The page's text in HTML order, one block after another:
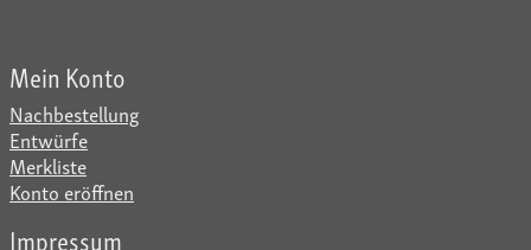
Mein Konto
Nachbestellung
Entwürfe
Merkliste
Konto eröffnen
Impressum